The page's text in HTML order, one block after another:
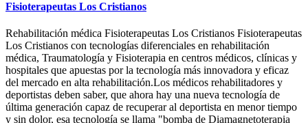
Fisioterapeutas Los Cristianos
Rehabilitación médica Fisioterapeutas Los Cristianos Fisioterapeutas
Los Cristianos con tecnologías diferenciales en rehabilitación
médica, Traumatología y Fisioterapia en centros médicos, clínicas y
hospitales que apuestas por la tecnología más innovadora y eficaz
del mercado en alta rehabilitación.Los médicos rehabilitadores y
deportistas deben saber, que ahora hay una nueva tecnología de
última generación capaz de recuperar al deportista en menor tiempo
y sin dolor, esa tecnología se llama "bomba de Diamagnetoterapia